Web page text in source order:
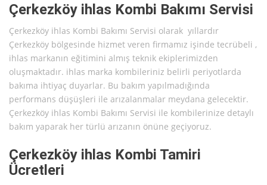
Çerkezköy ihlas Kombi Bakımı Servisi
Çerkezköy ihlas Kombi Bakımı Servisi olarak yıllardır
Çerkezköy bölgesinde hizmet veren firmamız işinde tecrübeli ,
ihlas markanın eğitimini almış teknik ekiplerimizden
oluşmaktadır. ihlas marka kombileriniz belirli periyotlarda
bakıma ihtiyaç duyarlar. Bu bakım yapılmadığında
performans düşüşleri ile arızalanmalar meydana gelecektir.
Çerkezköy ihlas Kombi Bakımı Servisi ile kombilerinize detaylı
bakım yaparak her türlü arızanın önüne geçiyoruz.
Çerkezköy ihlas Kombi Tamiri
Ücretleri